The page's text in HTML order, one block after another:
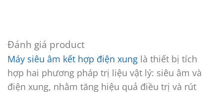
Đánh giá product
Máy siêu âm kết hợp điện xung là thiết bị tích
hợp hai phương pháp trị liệu vật lý: siêu âm và
điện xung, nhằm tăng hiệu quả điều trị và rút